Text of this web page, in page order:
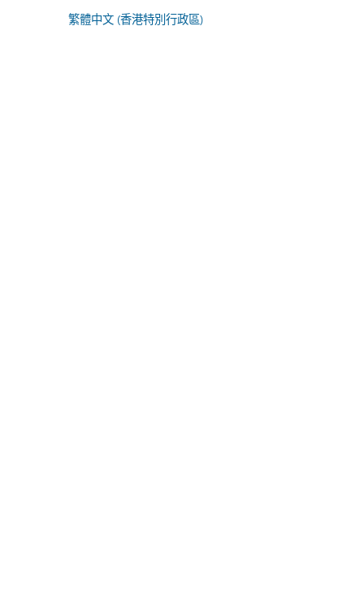
繁體中文 (香港特別行政區)